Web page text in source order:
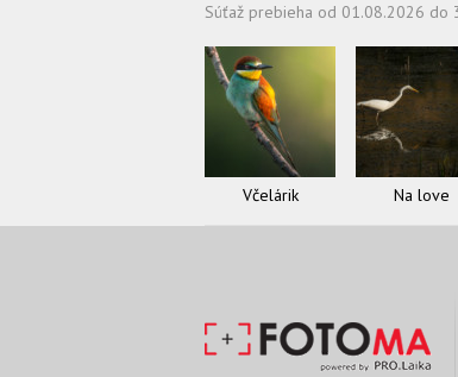
Súťaž prebieha od 01.08.2026 do
Včelárik Na love